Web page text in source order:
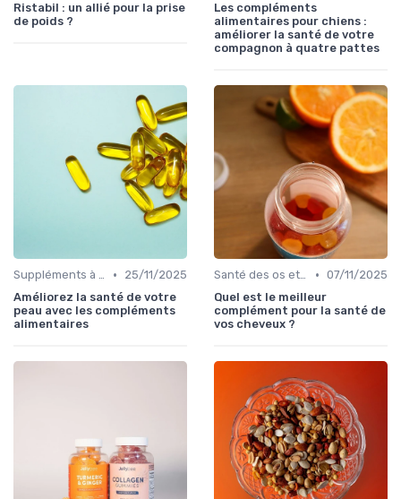
Ristabil : un allié pour la prise
de poids ?
Les compléments
alimentaires pour chiens :
améliorer la santé de votre
compagnon à quatre pattes
Suppléments à base de plantes •
25/11/2025
Améliorez la santé de votre
peau avec les compléments
alimentaires
Santé des os et des articulations • 07/11/2025
Quel est le meilleur
complément pour la santé de
vos cheveux ?